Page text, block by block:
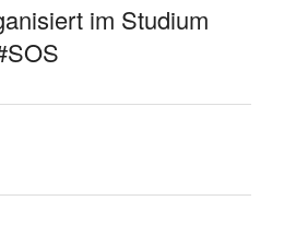
im Studium